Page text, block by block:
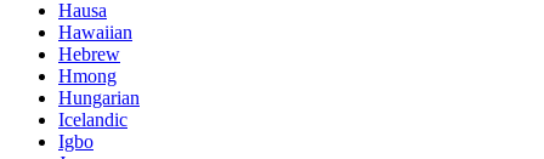
Hausa
Hawaiian
Hebrew
Hmong
Hungarian
Icelandic
Igbo